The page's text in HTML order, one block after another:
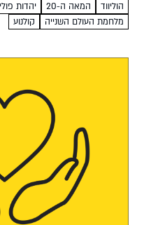
הוליווד
המאה ה-20 יהדות
מלחמת העולם השנייה
קולנוע